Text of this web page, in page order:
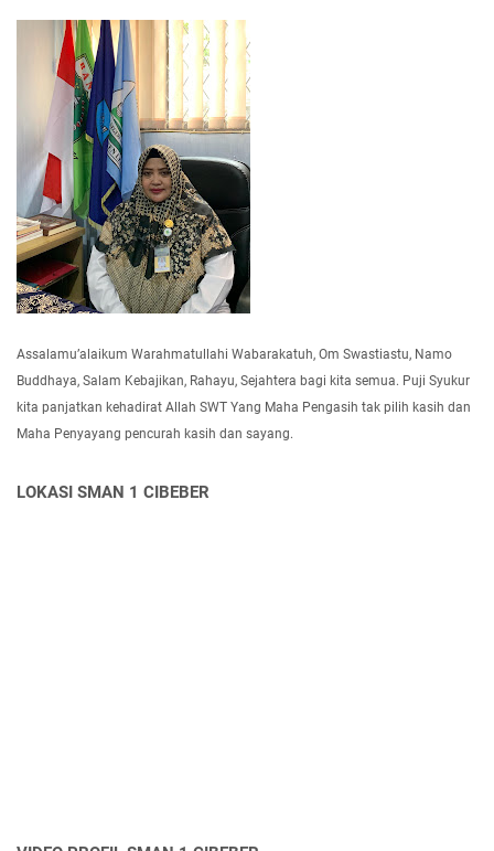
Assalamu’alaikum Warahmatullahi Wabarakatuh, Om Swastiastu, Namo
Buddhaya, Salam Kebajikan, Rahayu, Sejahtera bagi kita semua. Puji Syukur
kita panjatkan kehadirat Allah SWT Yang Maha Pengasih tak pilih kasih dan
Maha Penyayang pencurah kasih dan sayang.
LOKASI SMAN 1 CIBEBER